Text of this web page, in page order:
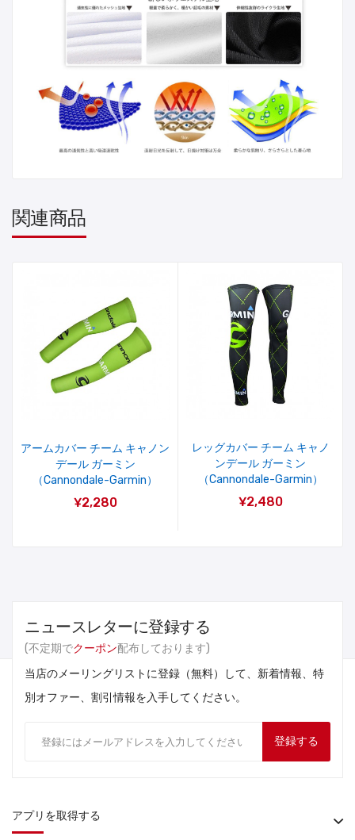
関連商品
アームカバー チーム キャノン
デール ガーミン
（Cannondale-Garmin）
¥2,280
レッグカバー チーム キャノ
ンデール ガーミン
（Cannondale-Garmin）
¥2,480
ニュースレターに登録する
(不定期でクーポン配布しております)
当店のメーリングリストに登録（無料）して、新着情報、特
別オファー、割引情報を入手してください。
登録する
アプリを取得する